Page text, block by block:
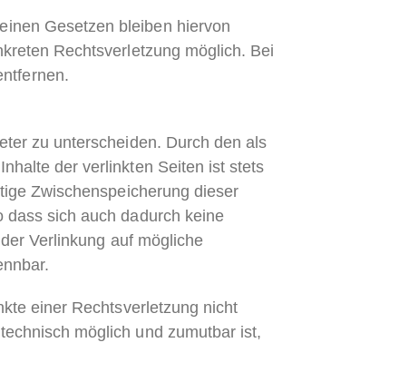
Gesetzen bleiben hiervon
Rechtsverletzung möglich. Bei
zu unterscheiden. Durch den als
der verlinkten Seiten ist stets
Zwischenspeicherung dieser
dass sich auch dadurch keine
Verlinkung auf mögliche
einer Rechtsverletzung nicht
möglich und zumutbar ist,